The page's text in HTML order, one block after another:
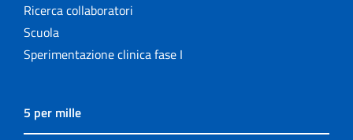
Ricerca collaboratori
Scuola
Sperimentazione clinica fase I
5 per mille